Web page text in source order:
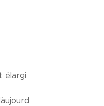
élargi